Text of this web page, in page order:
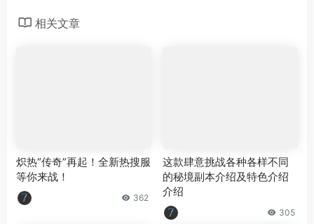
相关文章
炽热“传奇”再起！全新热搜服
等你来战！
362
这款肆意挑战各种各样不同
的秘境副本介绍及特色介绍
介绍
305